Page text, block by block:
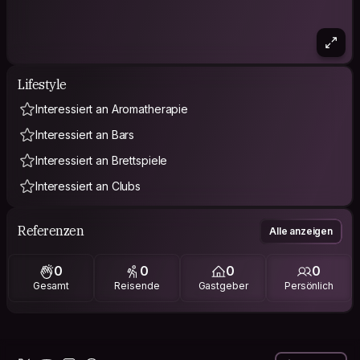
Lifestyle
Interessiert an Aromatherapie
Interessiert an Bars
Interessiert an Brettspiele
Interessiert an Clubs
Referenzen Alle anzeigen
0
Gesamt
0
Reisende
0
Gastgeber
0
Persönlich